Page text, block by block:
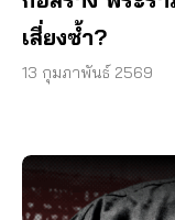
เสี่ยงซ้ำ?
13 กุมภาพันธ์ 2569